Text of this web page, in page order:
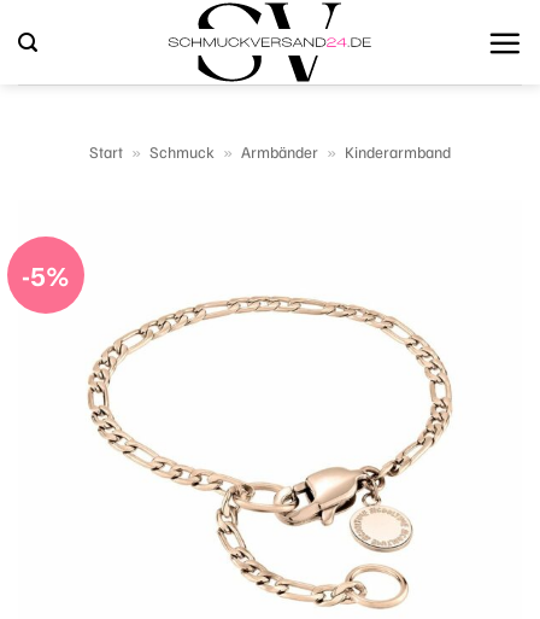
Inhalt
springen
Start » Schmuck » Armbänder » Kinderarmband
-5%